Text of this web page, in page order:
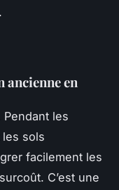
en
Pendant les
sols
facilement les
C’est une